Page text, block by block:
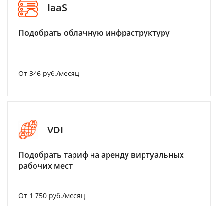
IaaS
Подобрать облачную инфраструктуру
От 346 руб./месяц
VDI
Подобрать тариф на аренду виртуальных
рабочих мест
От 1 750 руб./месяц